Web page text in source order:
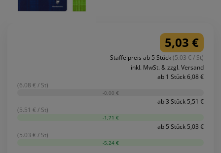
5,03 €
Staffelpreis ab 5 Stück(5.03 € / St)
inkl. MwSt. & zzgl. Versand
ab 1 Stück 6,08 €
(6.08 € / St)
-0,00 €
ab 3 Stück 5,51 €
(5.51 € / St)
-1,71 €
ab 5 Stück 5,03 €
(5.03 € / St)
-5,24 €